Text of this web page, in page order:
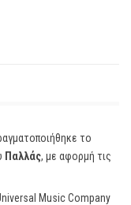
το
Παλλάς, με αφορμή τις
Music Company